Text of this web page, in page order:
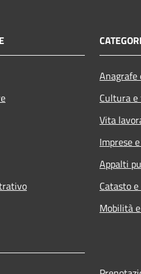
Cultura
Vita
Imprese
Appalti
Catasto
Mobilità